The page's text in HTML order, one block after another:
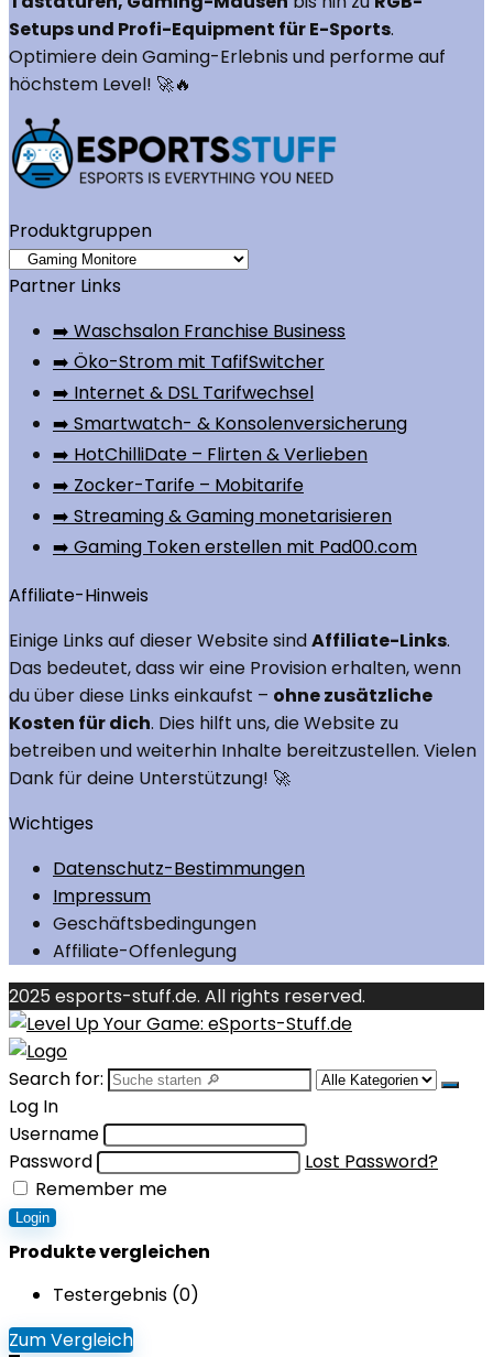
Setups und Profi-Equipment für E-Sports.
Optimiere dein Gaming-Erlebnis und performe auf
höchstem Level! 🚀🔥
Produktgruppen
Partner Links
➡️ Waschsalon Franchise Business
➡️ Öko-Strom mit TafifSwitcher
➡️ Internet & DSL Tarifwechsel
➡️ Smartwatch- & Konsolenversicherung
➡️ HotChilliDate – Flirten & Verlieben
➡️ Zocker-Tarife – Mobitarife
➡️ Streaming & Gaming monetarisieren
➡️ Gaming Token erstellen mit Pad00.com
Affiliate-Hinweis
Einige Links auf dieser Website sindAffiliate-Links.
Das bedeutet, dass wir eine Provision erhalten, wenn
du über diese Links einkaufst – ohne zusätzliche
Kosten für dich. Dies hilft uns, die Website zu
betreiben und weiterhin Inhalte bereitzustellen. Vielen
Dank für deine Unterstützung! 🚀
Wichtiges
Datenschutz-Bestimmungen
Impressum
Geschäftsbedingungen
Affiliate-Offenlegung
2025 esports-stuff.de. All rights reserved.
Search for:
Log In
Username
Password
Lost Password?
Remember me
Login
Produkte vergleichen
Testergebnis (0)
Zum Vergleich